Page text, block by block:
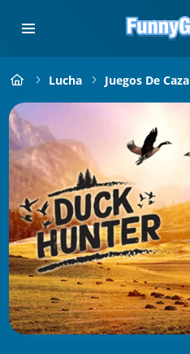
Lucha Juegos De Caza